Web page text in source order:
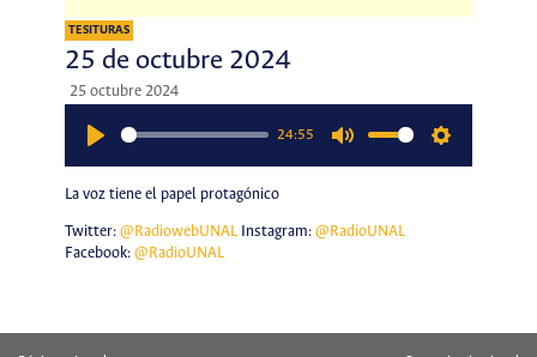
TESITURAS
25 de octubre 2024
25 octubre 2024
24:55
La voz tiene el papel protagónico
Twitter: @RadiowebUNALInstagram: @RadioUNAL
Facebook: @RadioUNAL